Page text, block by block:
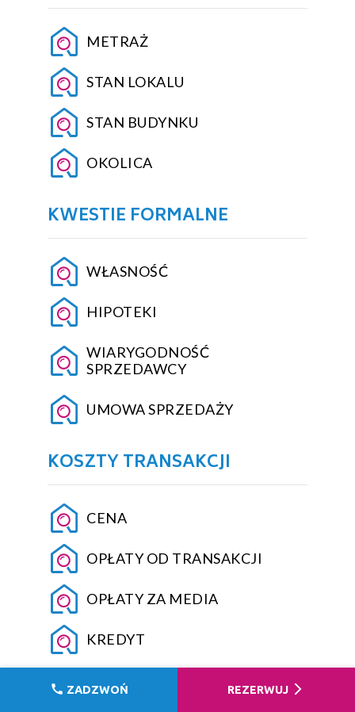
METRAŻ
STAN LOKALU
STAN BUDYNKU
OKOLICA
KWESTIE FORMALNE
WŁASNOŚĆ
HIPOTEKI
WIARYGODNOŚĆ
SPRZEDAWCY
UMOWA SPRZEDAŻY
KOSZTY TRANSAKCJI
CENA
OPŁATY OD TRANSAKCJI
OPŁATY ZA MEDIA
KREDYT
call ZADZWOŃ REZERWUJ arrow_forward_ios